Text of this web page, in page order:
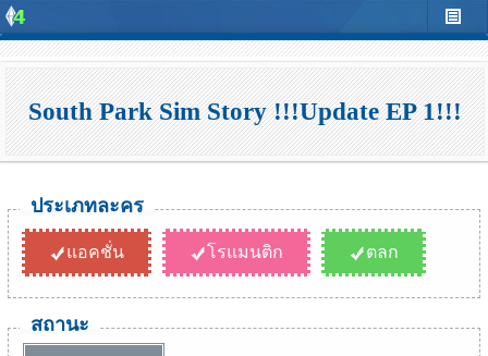
South Park Sim Story !!!Update EP 1!!!
ประเภทละคร
แอคชั่น โรแมนติก ตลก
สถานะ